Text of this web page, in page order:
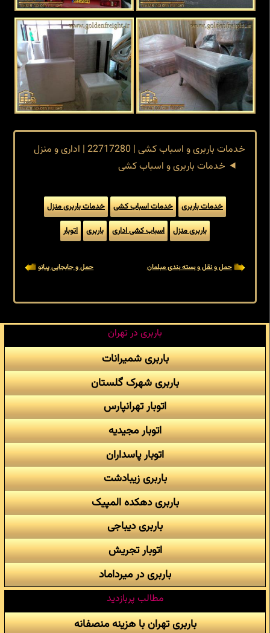
خدمات باربری و اسباب کشی | 22717280 | اداری و منزل
خدمات باربری و اسباب کشی
خدمات باربری خدمات اسباب کشی
خدمات باربری منزل
باربری منزل
اسباب کشی اداری باربری اتوبار
حمل و نقل و بسته بندی مبلمان حمل و جابجایی پیانو
باربری در تهران
باربری شمیرانات
باربری شهرک گلستان
اتوبار تهرانپارس
اتوبار مجیدیه
اتوبار پاسداران
باربری زیبادشت
باربری دهکده المپیک
باربری دیباجی
اتوبار تجریش
باربری در میرداماد
مطالب پربازدید
باربری تهران با هزینه منصفانه